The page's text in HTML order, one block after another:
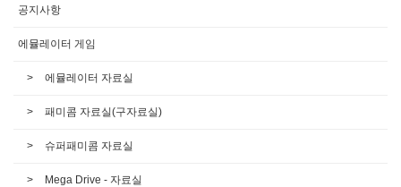
공지사항
에뮬레이터 게임
에뮬레이터 자료실
패미콤 자료실(구자료실)
슈퍼패미콤 자료실
Mega Drive - 자료실